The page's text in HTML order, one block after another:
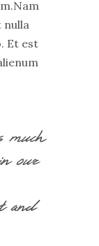
Et est
our
and